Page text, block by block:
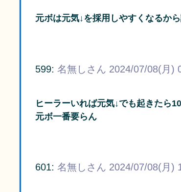
元ボは元気↓を採用しやすくなるか
599: 名無しさん 2024/07/08(月)
ヒーラーいれば元気↓でも起きたら
元ボ一番要らん
601: 名無しさん 2024/07/08(月)